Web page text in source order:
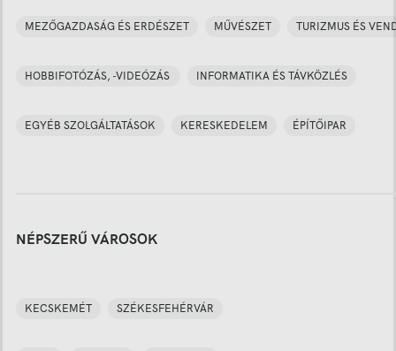
MEZŐGAZDASÁG ÉS ERDÉSZET MŰVÉSZET TURIZMUS ÉS
HOBBIFOTÓZÁS, -VIDEÓZÁS INFORMATIKA ÉS TÁVKÖZLÉS
EGYÉB SZOLGÁLTATÁSOK KERESKEDELEM ÉPÍTŐIPAR
NÉPSZERŰ VÁROSOK
KECSKEMÉT SZÉKESFEHÉRVÁR